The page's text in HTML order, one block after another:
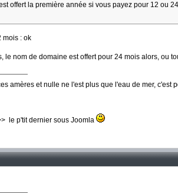
offert la première année si vous payez pour 12 ou
mois : ok
le nom de domaine est offert pour 24 mois alors, ou
amères et nulle ne l'est plus que l'eau de mer, c'est
le p'tit dernier sous Joomla